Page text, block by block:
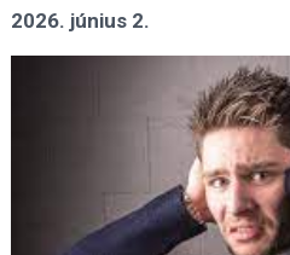
2026. június 2.